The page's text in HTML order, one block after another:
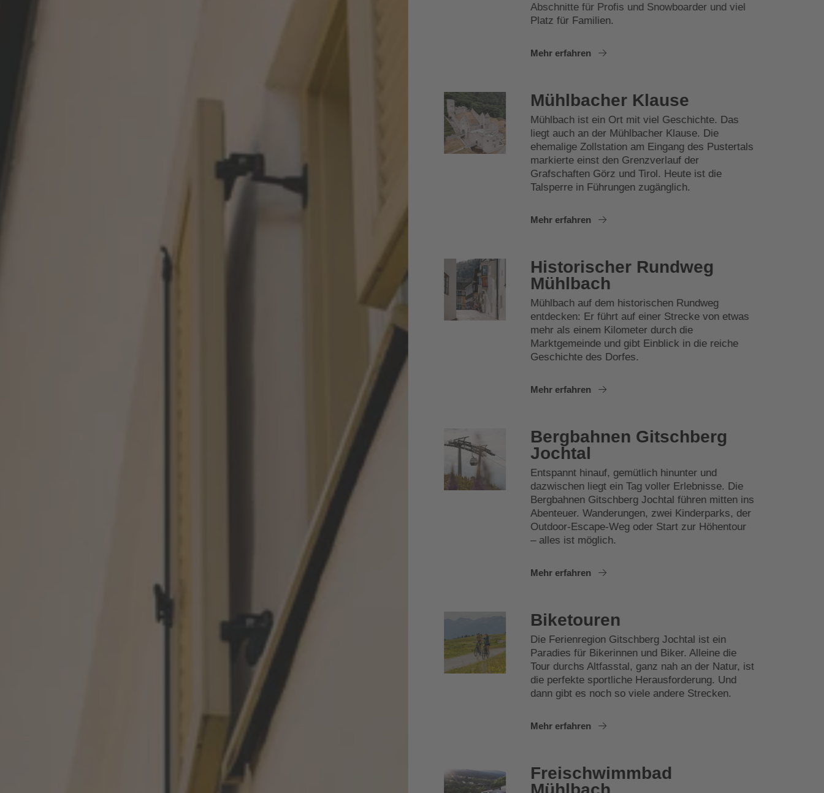
Abschnitte für Profis und Snowboarder und viel
Platz für Familien.
Mehr erfahren
Mühlbacher Klause
Mühlbach ist ein Ort mit viel Geschichte. Das
liegt auch an der Mühlbacher Klause. Die
ehemalige Zollstation am Eingang des Pustertals
markierte einst den Grenzverlauf der
Grafschaften Görz und Tirol. Heute ist die
Talsperre in Führungen zugänglich.
Mehr erfahren
Historischer Rundweg
Mühlbach
Mühlbach auf dem historischen Rundweg
entdecken: Er führt auf einer Strecke von etwas
mehr als einem Kilometer durch die
Marktgemeinde und gibt Einblick in die reiche
Geschichte des Dorfes.
Mehr erfahren
Bergbahnen Gitschberg
Jochtal
Entspannt hinauf, gemütlich hinunter und
dazwischen liegt ein Tag voller Erlebnisse. Die
Bergbahnen Gitschberg Jochtal führen mitten ins
Abenteuer. Wanderungen, zwei Kinderparks, der
Outdoor-Escape-Weg oder Start zur Höhentour
– alles ist möglich.
Mehr erfahren
Biketouren
Die Ferienregion Gitschberg Jochtal ist ein
Paradies für Bikerinnen und Biker. Alleine die
Tour durchs Altfasstal, ganz nah an der Natur, ist
die perfekte sportliche Herausforderung. Und
dann gibt es noch so viele andere Strecken.
Mehr erfahren
Freischwimmbad